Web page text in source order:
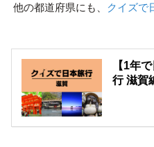
他の都道府県にも、 クイズで
【1年
行 滋賀